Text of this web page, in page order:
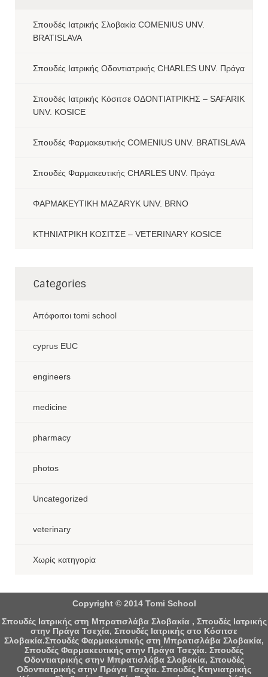
Σπουδές Ιατρικής Σλοβακία COMENIUS UNV.
BRATISLAVA
Σπουδές Ιατρικής Οδοντιατρικής CHARLES UNV. Πράγα
Σπουδές Ιατρικής Κόσιτσε ΟΔΟΝΤΙΑΤΡΙΚΗΣ – SAFARIK
UNV. KOSICE
Σπουδές Φαρμακευτικής COMENIUS UNV. BRATISLAVA
Σπουδές Φαρμακευτικής CHARLES UNV. Πράγα
ΦΑΡΜΑΚΕΥΤΙΚΗ MAZARYK UNV. BRNO
ΚΤΗΝΙΑΤΡΙΚΗ ΚΟΣΙΤΣΕ – VETERINARY KOSICE
Categories
Aπόφοιτοι tomi school
cyprus EUC
engineers
medicine
pharmacy
photos
Uncategorized
veterinary
Χωρίς κατηγορία
Copyright © 2014 Tomi School
Σπουδές Ιατρικής στη Μπρατισλάβα Σλοβακία , Σπουδές Ιατρικής
στην Πράγα Τσεχία, Σπουδές Ιατρικής στο Κόσιτσε
Σλοβακία.Σπουδές Φαρμακευτικής στη Μπρατισλάβα Σλοβακία,
Σπουδές Φαρμακευτικής στην Πράγα Τσεχία. Σπουδές
Οδοντιατρικής στην Μπρατισλάβα Σλοβακία, Σπουδές
Οδοντιατρικής στην Πράγα Τσεχία. Σπουδές Κτηνιατρικής